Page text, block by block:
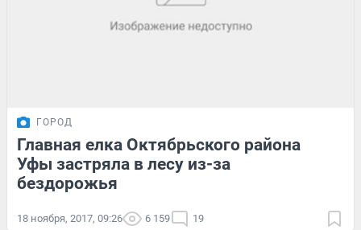
ГОРОД
Главная елка Октябрьского района
Уфы застряла в лесу из-за
бездорожья
18 ноября, 2017, 09:26 6 159 19